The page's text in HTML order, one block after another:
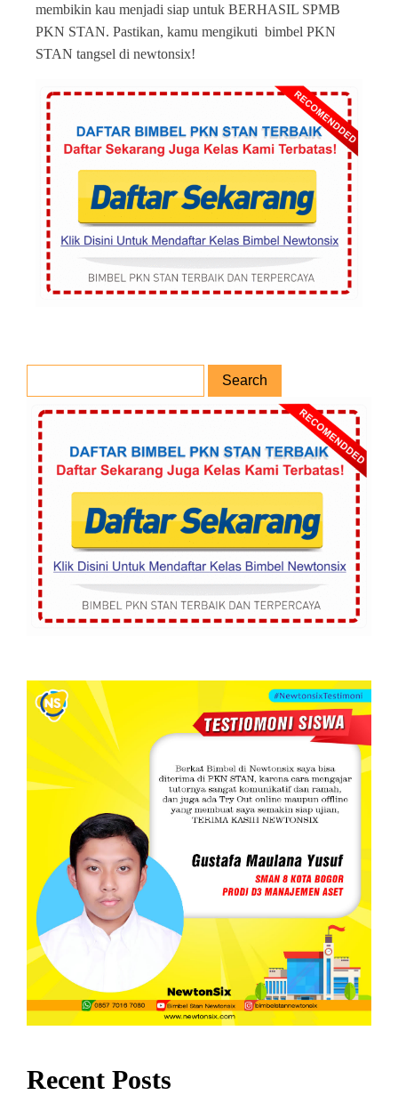
membikin kau menjadi siap untuk BERHASIL SPMB
PKN STAN. Pastikan, kamu mengikuti bimbel PKN
STAN tangsel di newtonsix!
Recent Posts